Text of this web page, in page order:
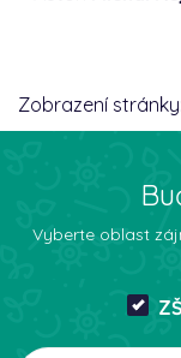
Zobrazení stránky:
Vyberte oblast
ZŠ